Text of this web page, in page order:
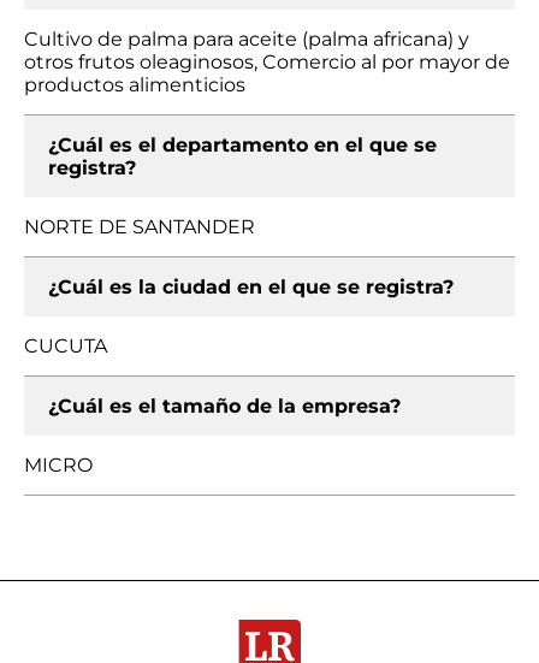
Cultivo de palma para aceite (palma africana) y
otros frutos oleaginosos, Comercio al por mayor de
productos alimenticios
¿Cuál es el departamento en el que se
registra?
NORTE DE SANTANDER
¿Cuál es la ciudad en el que se registra?
CUCUTA
¿Cuál es el tamaño de la empresa?
MICRO